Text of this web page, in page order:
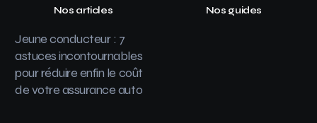
Nos articles
Jeune conducteur : 7
astuces incontournables
pour réduire enfin le coût
de votre assurance auto
Nos guides